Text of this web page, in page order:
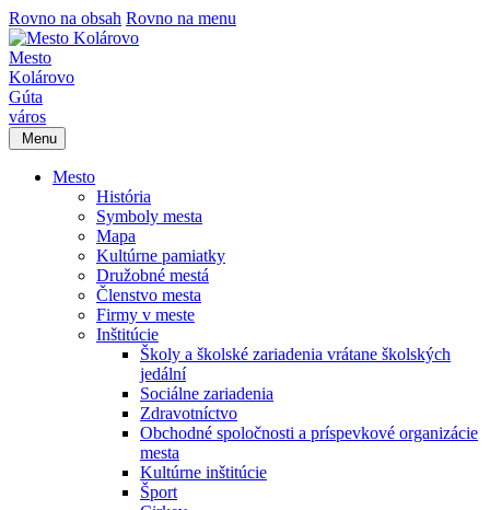
Rovno na obsah Rovno na menu
Mesto
Kolárovo
Gúta
város
Menu
Mesto
História
Symboly mesta
Mapa
Kultúrne pamiatky
Družobné mestá
Členstvo mesta
Firmy v meste
Inštitúcie
Školy a školské zariadenia vrátane školských
jedální
Sociálne zariadenia
Zdravotníctvo
Obchodné spoločnosti a príspevkové organizácie
mesta
Kultúrne inštitúcie
Šport